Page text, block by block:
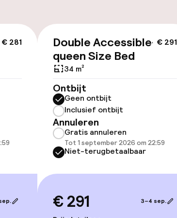
€ 281 € 291
Double Accessible-
queen Size Bed
34 m²
Ontbijt
Geen ontbijt
Inclusief ontbijt
Annuleren
Gratis annuleren
Tot 1 september 2026 om 22:59
Niet-terugbetaalbaar
€ 291 3–4 sep.